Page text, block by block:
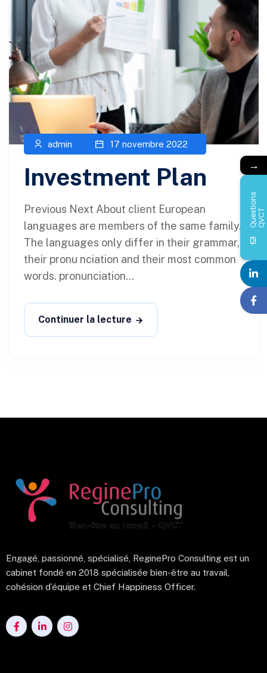
admin 17 novembre 2022
Investment Plan
Previous Next About client European
languages are members of the same family.
The languages only differ in their grammar,
their pronu nciation and their most common
words. pronunciation...
Continuer la lecture
Engagé, passionné, spécialisé, ReginePro Consulting est un
cabinet fondé en 2018 spécialisée bien-être au travail,
cohésion d’équipe et Chief Happiness Officer.
→
Q
u
e
st
i
o
n
s
Q
V
CT